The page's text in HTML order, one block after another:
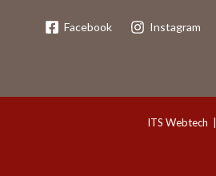
Facebook Instagram
ITS Webtech